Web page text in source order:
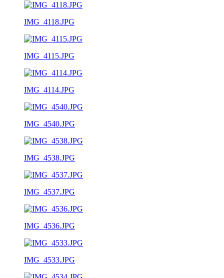
IMG_4118.JPG
IMG_4115.JPG
IMG_4114.JPG
IMG_4540.JPG
IMG_4538.JPG
IMG_4537.JPG
IMG_4536.JPG
IMG_4533.JPG